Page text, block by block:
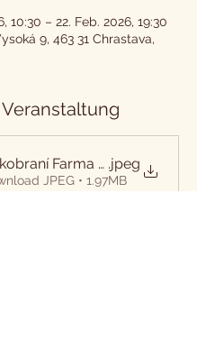
10:30 – 22. Feb. 2026, 19:30
9, 463 31 Chrastava,
Farma Vysoká 20 az
.jpeg
JPEG • 1.97MB